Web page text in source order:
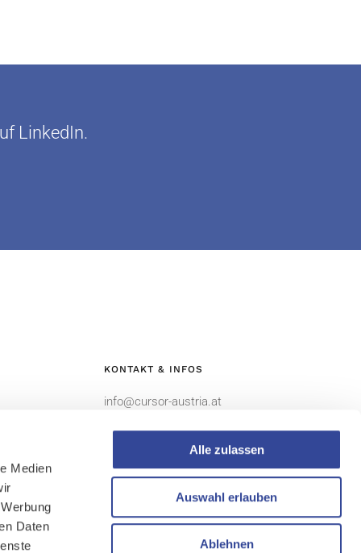
Medien
Daten
Alle zulassen
Auswahl erlauben
Ablehnen
LinkedIn.
KONTAKT & INFOS
info@cursor-austria.at